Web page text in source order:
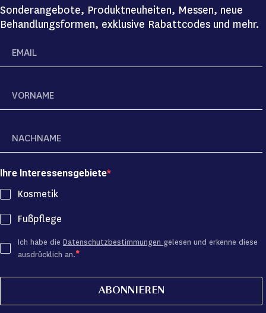
Sonderangebote, Produktneuheiten, Messen, neue
Behandlungsformen, exklusive Rabattcodes und mehr.
Ihre Interessensgebiete
Kosmetik
Fußpflege
Ich habe die Datenschutzbestimmungen gelesen und erkenne diese
ausdrücklich an.
ABONNIEREN